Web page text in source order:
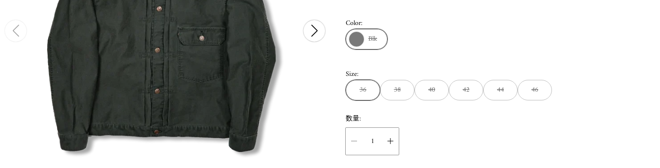
Color:
Blk
Size:
36
38 40 42 44 46
数量: